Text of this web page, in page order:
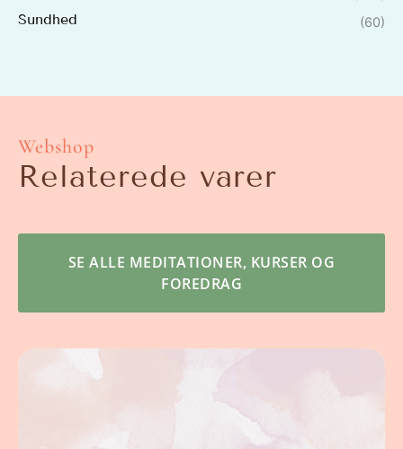
Sundhed (60)
Webshop
Relaterede varer
SE ALLE MEDITATIONER, KURSER OG
FOREDRAG